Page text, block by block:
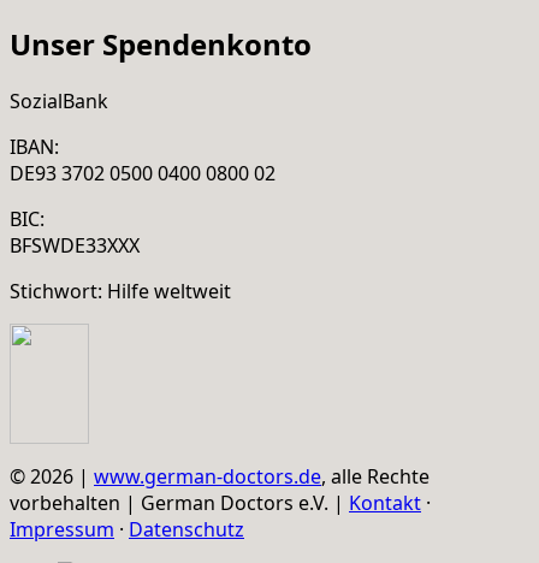
Unser Spendenkonto
SozialBank
IBAN:
DE93 3702 0500 0400 0800 02
BIC:
BFSWDE33XXX
Stichwort: Hilfe weltweit
© 2026 | www.german-doctors.de, alle Rechte
vorbehalten | German Doctors e.V. | Kontakt ·
Impressum · Datenschutz